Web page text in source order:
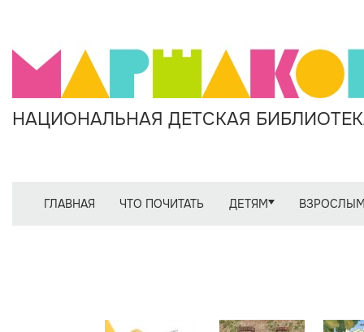
НАЦИОНАЛЬНАЯ ДЕТСКАЯ
ГЛАВНАЯ ЧТО ПОЧИТАТЬ ДЕТЯМ